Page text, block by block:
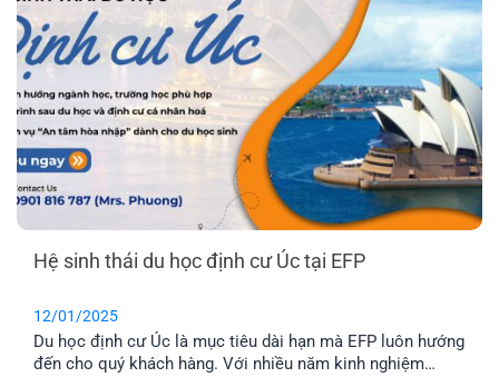
Hệ sinh thái du học định cư Úc tại EFP
12/01/2025
Du học định cư Úc là mục tiêu dài hạn mà EFP luôn hướng
đến cho quý khách hàng. Với nhiều năm kinh nghiệm